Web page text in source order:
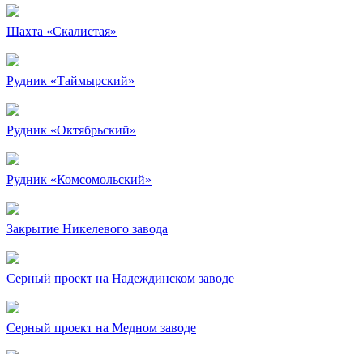
Шахта «Скалистая»
Рудник «Таймырский»
Рудник «Октябрьский»
Рудник «Комсомольский»
Закрытие Никелевого завода
Серный проект на Надеждинском заводе
Серный проект на Медном заводе